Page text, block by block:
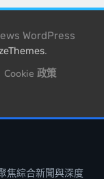
WordPress
.
Cookie 政策
焦綜合新聞與深度